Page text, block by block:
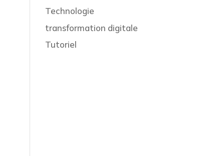
Technologie
transformation digitale
Tutoriel